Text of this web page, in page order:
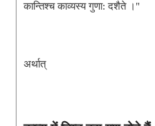
कान्तिश्च काव्यस्य गुणा: दशैते ।"
अर्थात्